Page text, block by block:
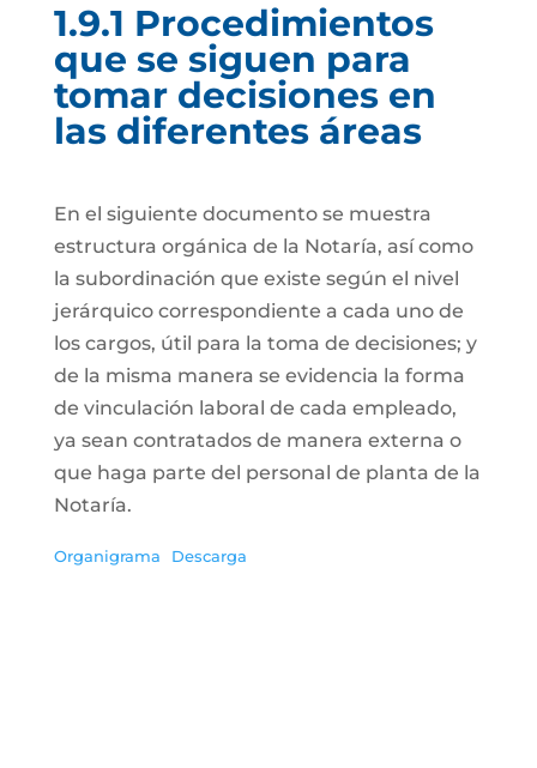
1.9.1 Procedimientos
que se siguen para
tomar decisiones en
las diferentes áreas
En el siguiente documento se muestra
estructura orgánica de la Notaría, así como
la subordinación que existe según el nivel
jerárquico correspondiente a cada uno de
los cargos, útil para la toma de decisiones; y
de la misma manera se evidencia la forma
de vinculación laboral de cada empleado,
ya sean contratados de manera externa o
que haga parte del personal de planta de la
Notaría.
Organigrama Descarga